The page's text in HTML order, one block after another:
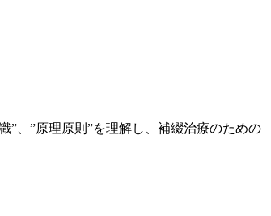
”、”原理原則”を理解し、補綴治療のための